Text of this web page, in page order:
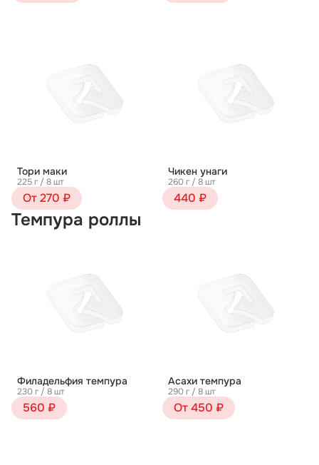
Тори маки
225 г / 8 шт
От 270 ₽
Чикен унаги
260 г / 8 шт
440 ₽
Темпура роллы
Филадельфия темпура
230 г / 8 шт
560 ₽
Асахи темпура
290 г / 8 шт
От 450 ₽